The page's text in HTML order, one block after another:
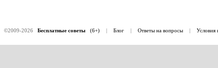
©2009-2026 Бесплатные советы(6+) | Блог | Ответы на вопросы | Условия